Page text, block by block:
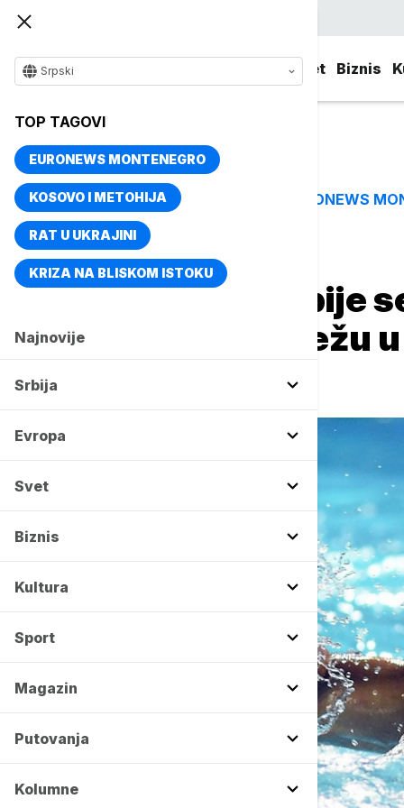
Svet Biznis
Srpski
TOP TAGOVI
EURONEWS MONTENEGRO
KOSOVO I METOHIJA
RAT U UKRAJINI
KRIZA NA BLISKOM ISTOKU
Najnovije
Srbija
Evropa
Svet
Biznis
Kultura
Sport
Magazin
Putovanja
Kolumne
TOP TAGOVI EURONEWS
Naslovna Sport
Vaterpolisti Srbije
mu napunili mrežu
prvenstva